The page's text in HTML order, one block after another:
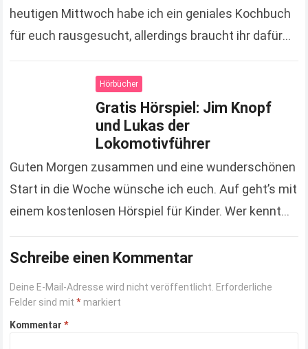
heutigen Mittwoch habe ich ein geniales Kochbuch
für euch rausgesucht, allerdings braucht ihr dafür
Hörbücher
Gratis Hörspiel: Jim Knopf
und Lukas der
Lokomotivführer
Guten Morgen zusammen und eine wunderschönen
Start in die Woche wünsche ich euch. Auf geht’s mit
einem kostenlosen Hörspiel für Kinder. Wer kennt
Schreibe einen Kommentar
Deine E-Mail-Adresse wird nicht veröffentlicht. Erforderliche
Felder sind mit* markiert
Kommentar*